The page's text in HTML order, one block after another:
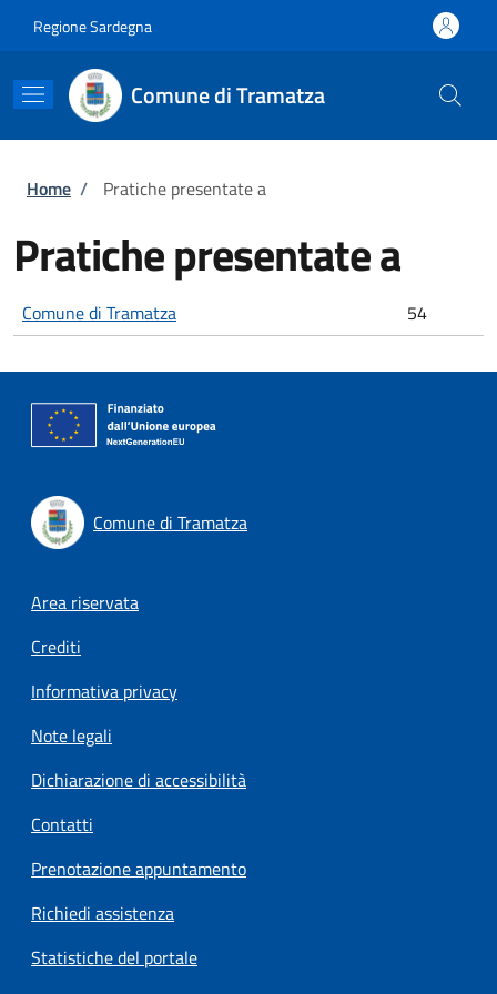
Regione Sardegna
Comune di Tramatza
Briciole di pane
Home / Pratiche presentate a
Pratiche presentate a
Comune di Tramatza 54
Comune di Tramatza
Footer menu
Area riservata
Crediti
Informativa privacy
Note legali
Dichiarazione di accessibilità
Contatti
Prenotazione appuntamento
Richiedi assistenza
Statistiche del portale